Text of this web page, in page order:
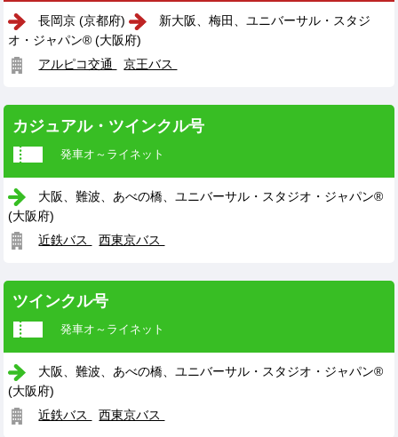
長岡京 (京都府)
新大阪、梅田、ユニバーサル・スタジ
オ・ジャパン® (大阪府)
アルピコ交通
京王バス
カジュアル・ツインクル号
発車オ～ライネット
大阪、難波、あべの橋、ユニバーサル・スタジオ・ジャパン®
(大阪府)
近鉄バス
西東京バス
ツインクル号
発車オ～ライネット
大阪、難波、あべの橋、ユニバーサル・スタジオ・ジャパン®
(大阪府)
近鉄バス
西東京バス